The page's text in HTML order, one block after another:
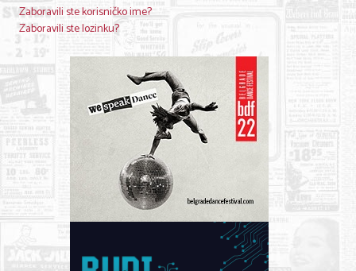
Zaboravili ste korisničko ime?
Zaboravili ste lozinku?